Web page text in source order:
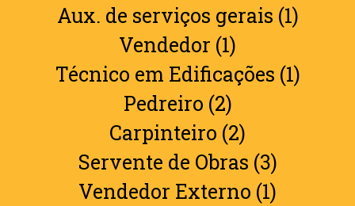
Aux. de serviços gerais (1)
Vendedor (1)
Técnico em Edificações (1)
Pedreiro (2)
Carpinteiro (2)
Servente de Obras (3)
Vendedor Externo (1)